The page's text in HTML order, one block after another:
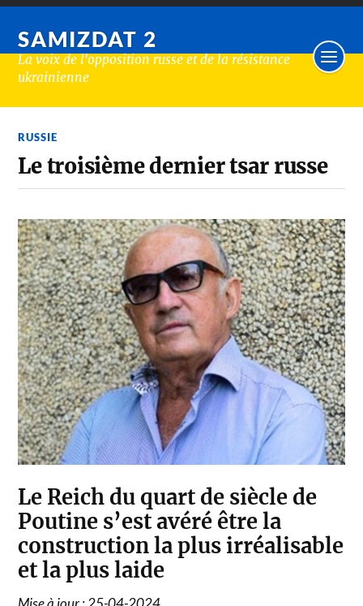
SAMIZDAT 2
La voix de l'opposition russe et de la résistance
ukrainienne
RUSSIE
Le troisième dernier tsar russe
Le Reich du quart de siècle de
Poutine s’est avéré être la
construction la plus irréalisable
et la plus laide